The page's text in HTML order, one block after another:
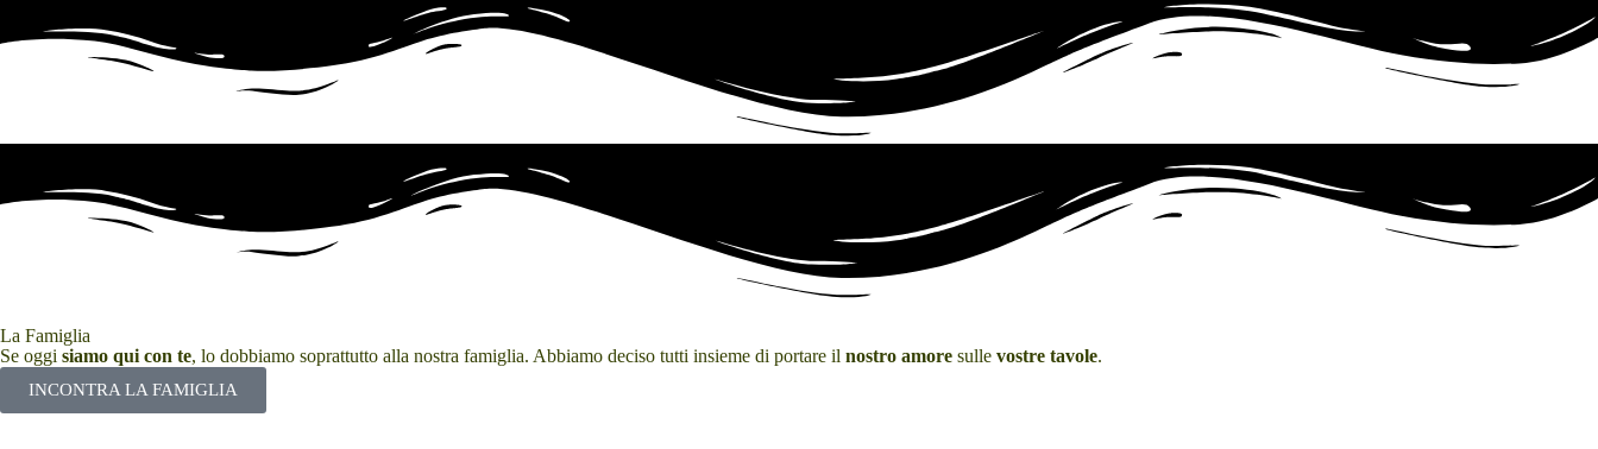
La Famiglia
Se oggi siamo qui con te, lo dobbiamo soprattutto alla nostra famiglia. Abbiamo deciso tutti insieme di portare il nostro amore sulle vostre tavole.
INCONTRA LA FAMIGLIA